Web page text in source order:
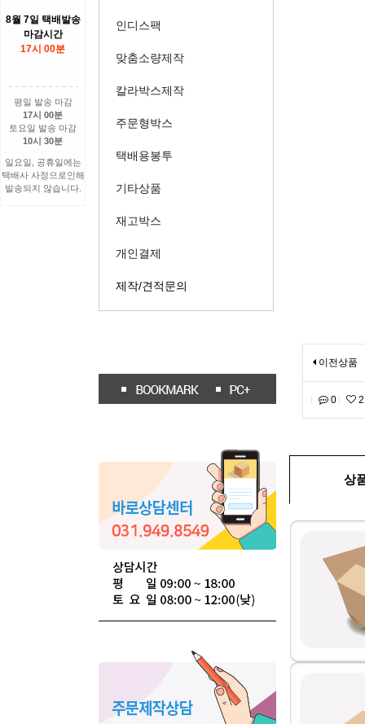
8월 7일 택배발송
마감시간
17시 00분
평일 발송 마감
17시 00분
토요일 발송 마감
10시 30분
일요일, 공휴일에는
택배사 사정으로인해
발송되지 않습니다.
인디스팩
맞춤소량제작
칼라박스제작
주문형박스
택배용봉투
기타상품
재고박스
개인결제
제작/견적문의
이전상품
0 2
상